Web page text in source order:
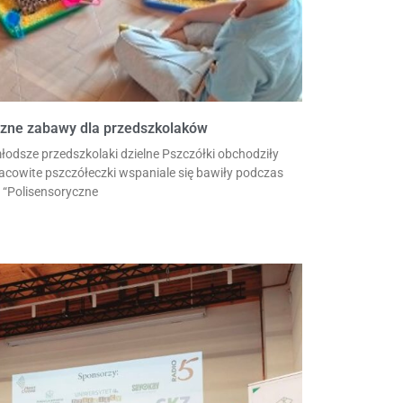
zabawy dla przedszkolaków
przedszkolaki dzielne Pszczółki obchodziły
pszczółeczki wspaniale się bawiły podczas